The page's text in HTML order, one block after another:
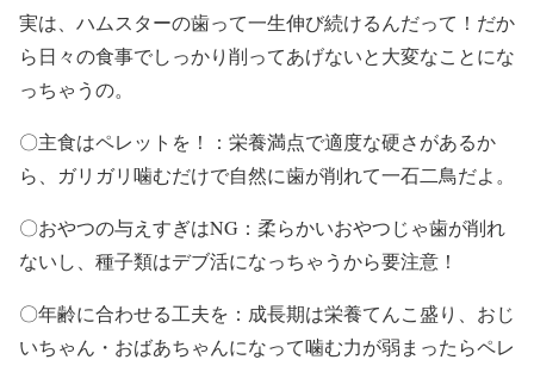
実は、ハムスターの歯って一生伸び続けるんだって！だか
ら日々の食事でしっかり削ってあげないと大変なことにな
っちゃうの。
〇主食はペレットを！：栄養満点で適度な硬さがあるか
ら、ガリガリ噛むだけで自然に歯が削れて一石二鳥だよ。
〇おやつの与えすぎはNG：柔らかいおやつじゃ歯が削れ
ないし、種子類はデブ活になっちゃうから要注意！
〇年齢に合わせる工夫を：成長期は栄養てんこ盛り、おじ
いちゃん・おばあちゃんになって噛む力が弱まったらペレ